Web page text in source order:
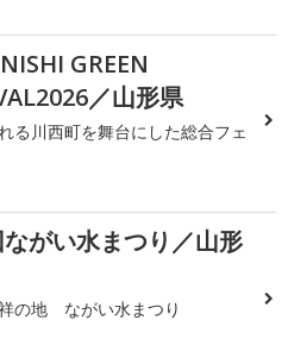
GREEN
／山形県
る川西町を舞台にした総合フェ
がい水まつり／山形
の地 ながい水まつり